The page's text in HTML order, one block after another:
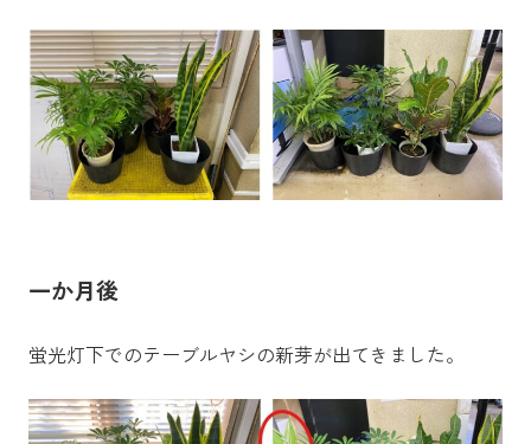
一か月後
蛍光灯下でのテーブルヤシの新芽が出てきました。